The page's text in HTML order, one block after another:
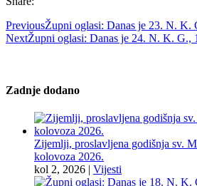
PreviousŽupni oglasi: Danas je 23. N. K.
NextŽupni oglasi: Danas je 24. N. K. G.,
Zadnje dodano
Zijemlji, proslavljena godišnja sv.
kolovoza 2026.
kol 2, 2026 | Vijesti